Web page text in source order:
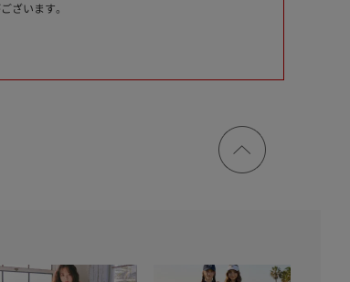
ざいます。
ページ
トップ